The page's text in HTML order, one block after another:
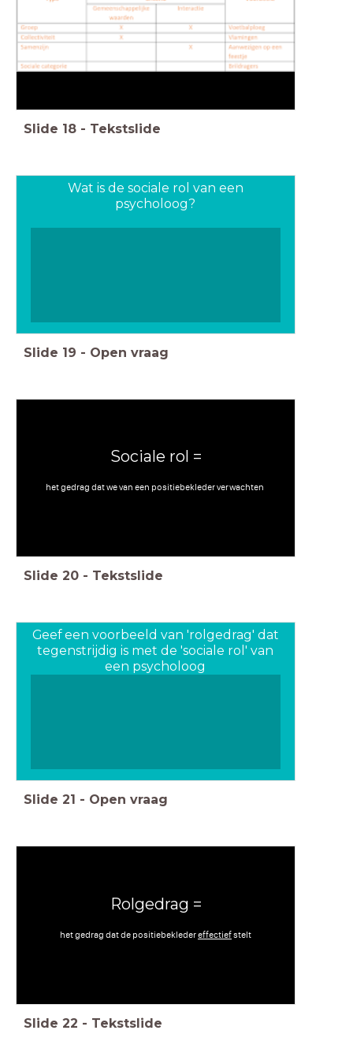
Slide 18 - Tekstslide
Wat is de sociale rol van een
psycholoog?
Slide 19 - Open vraag
Sociale rol =
het gedrag dat we van een positiebekleder verwachten
Slide 20 - Tekstslide
Geef een voorbeeld van 'rolgedrag' dat
tegenstrijdig is met de 'sociale rol' van
een psycholoog
Slide 21 - Open vraag
Rolgedrag =
het gedrag dat de positiebekledereffectiefstelt
Slide 22 - Tekstslide